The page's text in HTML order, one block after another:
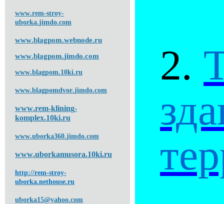
2.
www.rem-stroy-
uborka.jimdo.com
www.blagpom.webnode.ru
www.blagpom.jimdo.com
www.blagpom.10ki.ru
www.blagpomdvor.jimdo.com
www.rem-klining-
komplex.10ki.ru
www.uborka360.jimdo.com
www.uborkamusora.10ki.ru
http://rem-stroy-
uborka.nethouse.ru
uborka15@yahoo.com